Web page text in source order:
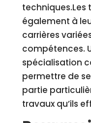
techniques.Les
également à
carrières
compétences.
spécialisation
permettre de
partie
travaux qu’ils